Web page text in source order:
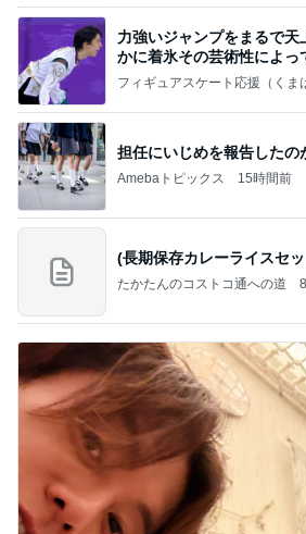
力強いジャンプをまるで
かに着氷その芸術性によっ
なす
フィギュアスケート応援（くま
担任にいじめを報告したの
Amebaトピックス 15時間前
(長期保存カレーライスセ
たかたんのコストコ通への道